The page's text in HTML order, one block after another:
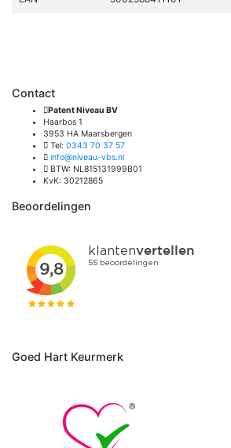
Contact
Patent Niveau BV
Haarbos 1
3953 HA Maarsbergen
Tel: 0343 70 37 57
info@niveau-vbs.nl
BTW: NL815131999B01
KvK: 30212865
Beoordelingen
Goed Hart Keurmerk